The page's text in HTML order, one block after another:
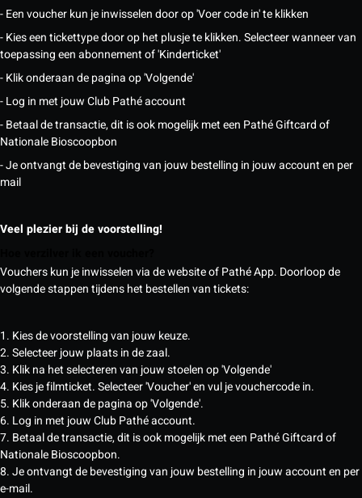
- Een voucher kun je inwisselen door op 'Voer code in' te klikken
- Kies een tickettype door op het plusje te klikken. Selecteer wanneer van
toepassing een abonnement of 'Kinderticket'
- Klik onderaan de pagina op 'Volgende'
- Log in met jouw Club Pathé account
- Betaal de transactie, dit is ook mogelijk met een Pathé Giftcard of
Nationale Bioscoopbon
- Je ontvangt de bevestiging van jouw bestelling in jouw account en per
mail
Veel plezier bij de voorstelling!
Vouchers kun je inwisselen via de website of Pathé App. Doorloop de
volgende stappen tijdens het bestellen van tickets:
1. Kies de voorstelling van jouw keuze.
2. Selecteer jouw plaats in de zaal.
3. Klik na het selecteren van jouw stoelen op 'Volgende'
4. Kies je filmticket. Selecteer 'Voucher' en vul je vouchercode in.
5. Klik onderaan de pagina op 'Volgende'.
6. Log in met jouw Club Pathé account.
7. Betaal de transactie, dit is ook mogelijk met een Pathé Giftcard of
Nationale Bioscoopbon.
8. Je ontvangt de bevestiging van jouw bestelling in jouw account en per
e-mail.